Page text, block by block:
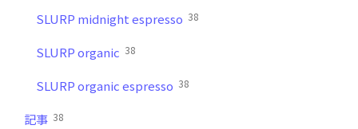
SLURP midnight espresso 38
SLURP organic 38
SLURP organic espresso 38
記事 38